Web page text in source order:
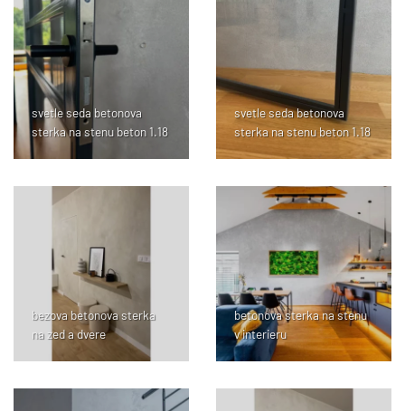
svetle seda betonova
sterka na stenu beton 1.18
svetle seda betonova
sterka na stenu beton 1.18
bezova betonova sterka
na zed a dvere
betonova sterka na stenu
v interieru